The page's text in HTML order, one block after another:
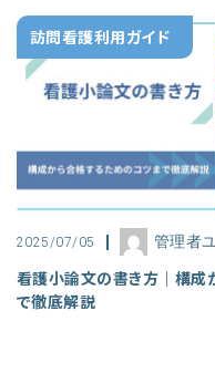
訪問看護利用ガイド
2025/07/05 管理者
看護小論文の書き方｜構成
で徹底解説